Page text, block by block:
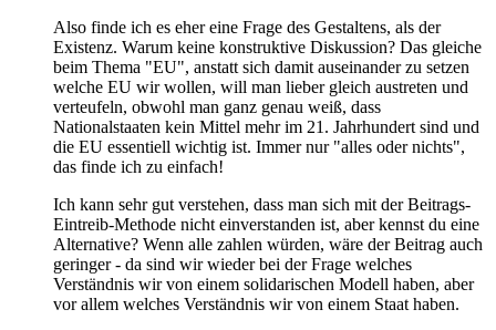
Also finde ich es eher eine Frage des Gestaltens, als der
Existenz. Warum keine konstruktive Diskussion? Das gleiche
beim Thema "EU", anstatt sich damit auseinander zu setzen
welche EU wir wollen, will man lieber gleich austreten und
verteufeln, obwohl man ganz genau weiß, dass
Nationalstaaten kein Mittel mehr im 21. Jahrhundert sind und
die EU essentiell wichtig ist. Immer nur "alles oder nichts",
das finde ich zu einfach!
Ich kann sehr gut verstehen, dass man sich mit der Beitrags-
Eintreib-Methode nicht einverstanden ist, aber kennst du eine
Alternative? Wenn alle zahlen würden, wäre der Beitrag auch
geringer - da sind wir wieder bei der Frage welches
Verständnis wir von einem solidarischen Modell haben, aber
vor allem welches Verständnis wir von einem Staat haben.